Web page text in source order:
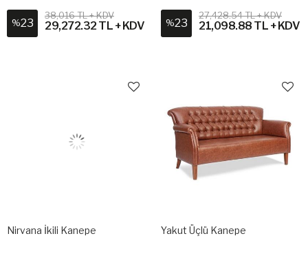
%23
38,016 TL + KDV
29,272.32 TL + KDV %23
27,428.54 TL + KDV
21,098.88 TL + KDV
Nirvana İkili Kanepe Yakut Üçlü Kanepe